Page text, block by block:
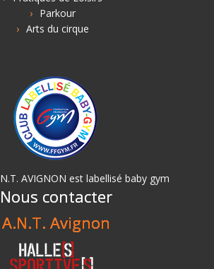
Parkour
Arts du cirque
AVIGNON est labellisé baby gym
Nous contacter
A.N.T. Avignon